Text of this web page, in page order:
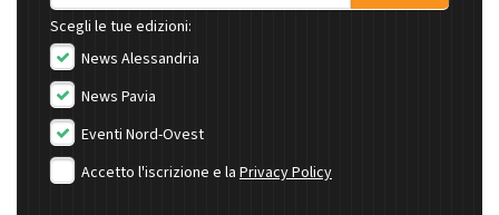
Scegli le tue edizioni:
News Alessandria
News Pavia
Eventi Nord-Ovest
Accetto l'iscrizione e la Privacy Policy